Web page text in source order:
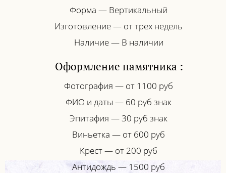
Форма — Вертикальный
Изготовление — от трех недель
Наличие — В наличии
Оформление памятника :
Фотография — от 1100 руб
ФИО и даты — 60 руб знак
Эпитафия — 30 руб знак
Виньетка — от 600 руб
Крест — от 200 руб
Антидождь — 1500 руб